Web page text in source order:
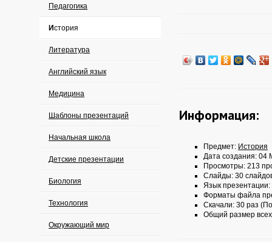
Педагогика
История
Литература
Английский язык
Медицина
Шаблоны презентаций
Начальная школа
Детские презентации
Биология
Технология
Окружающий мир
Информация:
Предмет: История
Дата создания: 04
Просмотры: 213
Слайды: 30
Язык презентации:
Форматы файла
Скачали: 30 раз
Общий размер